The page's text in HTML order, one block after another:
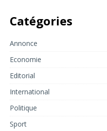
Catégories
Annonce
Economie
Editorial
International
Politique
Sport